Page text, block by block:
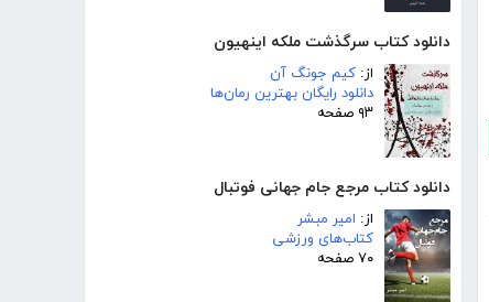
دانلود کتاب سرگذشت ملکه اینهیون
از: کیم جونگ آن
دانلود رایگان بهترین رمان‌ها
۹۳ صفحه
دانلود کتاب مرجع جام جهانی فوتبال
از: امیر مبشر
کتاب‌های ورزشی
۷۰ صفحه